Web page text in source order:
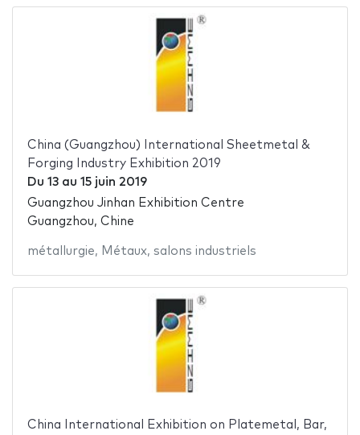
China (Guangzhou) International Sheetmetal &
Forging Industry Exhibition 2019
Du 13au 15 juin 2019
Guangzhou Jinhan Exhibition Centre
Guangzhou, Chine
métallurgie, Métaux, salons industriels
China International Exhibition on Platemetal, Bar,